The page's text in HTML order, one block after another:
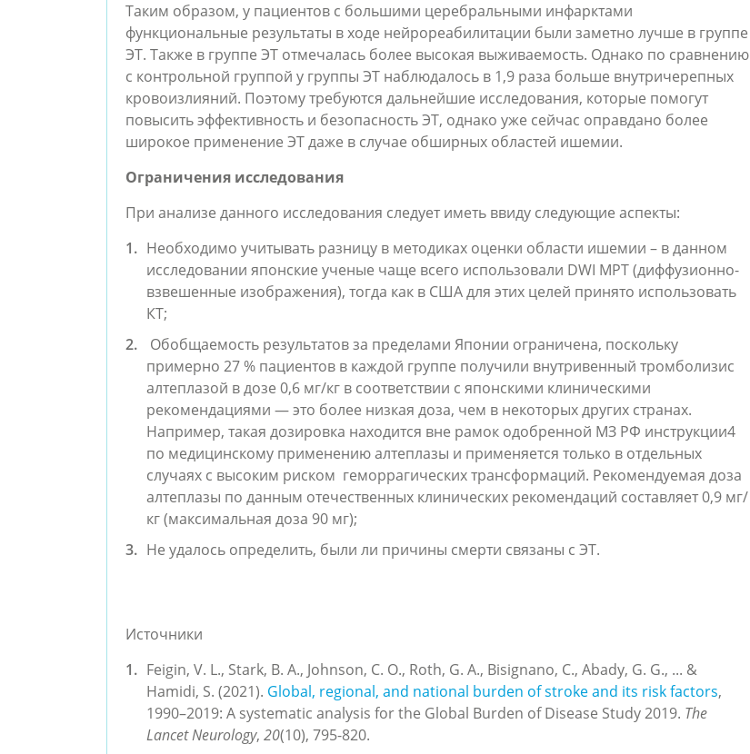
Таким образом, у пациентов с большими церебральными инфарктами
функциональные результаты в ходе нейрореабилитации были заметно лучше в группе
ЭТ. Также в группе ЭТ отмечалась более высокая выживаемость. Однако по сравнению
с контрольной группой у группы ЭТ наблюдалось в 1,9 раза больше внутричерепных
кровоизлияний. Поэтому требуются дальнейшие исследования, которые помогут
повысить эффективность и безопасность ЭТ, однако уже сейчас оправдано более
широкое применение ЭТ даже в случае обширных областей ишемии.
Ограничения исследования
При анализе данного исследования следует иметь ввиду следующие аспекты:
Необходимо учитывать разницу в методиках оценки области ишемии – в данном
исследовании японские ученые чаще всего использовали DWI МРТ (диффузионно-
взвешенные изображения), тогда как в США для этих целей принято использовать
КТ;
Обобщаемость результатов за пределами Японии ограничена, поскольку
примерно 27 % пациентов в каждой группе получили внутривенный тромболизис
алтеплазой в дозе 0,6 мг/кг в соответствии с японскими клиническими
рекомендациями — это более низкая доза, чем в некоторых других странах.
Например, такая дозировка находится вне рамок одобренной МЗ РФ инструкции4
по медицинскому применению алтеплазы и применяется только в отдельных
случаях с высоким риском геморрагических трансформаций. Рекомендуемая доза
алтеплазы по данным отечественных клинических рекомендаций составляет 0,9 мг/
кг (максимальная доза 90 мг);
Не удалось определить, были ли причины смерти связаны с ЭТ.
Источники
Feigin, V. L., Stark, B. A., Johnson, C. O., Roth, G. A., Bisignano, C., Abady, G. G., ... &
Hamidi, S. (2021). Global, regional, and national burden of stroke and its risk factors,
1990–2019: A systematic analysis for the Global Burden of Disease Study 2019. The
Lancet Neurology, 20(10), 795-820.